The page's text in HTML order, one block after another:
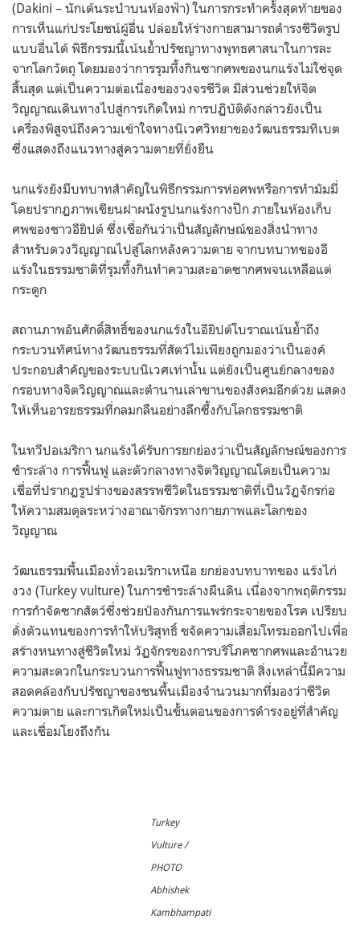
(Dakini – นักเต้นระบำบนท้องฟ้า) ในการกระทำครั้งสุดท้ายของ
การเห็นแก่ประโยชน์ผู้อื่น ปล่อยให้ร่างกายสามารถดำรงชีวิตรูป
แบบอื่นได้ พิธีกรรมนี้เน้นย้ำปรัชญาทางพุทธศาสนาในการละ
จากโลกวัตถุ โดยมองว่าการรุมทึ้งกินซากศพของนกแร้งไม่ใช่จุด
สิ้นสุด แต่เป็นความต่อเนื่องของวงจรชีวิต มีส่วนช่วยให้จิต
วิญญาณเดินทางไปสู่การเกิดใหม่ การปฏิบัติดังกล่าวยังเป็น
เครื่องพิสูจน์ถึงความเข้าใจทางนิเวศวิทยาของวัฒนธรรมทิเบต
ซึ่งแสดงถึงแนวทางสู่ความตายที่ยั่งยืน
นกแร้งยังมีบทบาทสำคัญในพิธีกรรมการห่อศพหรือการทำมัมมี่
โดยปรากฏภาพเขียนฝาผนังรูปนกแร้งกางปีก ภายในห้องเก็บ
ศพของชาวอียิปต์ ซึ่งเชื่อกันว่าเป็นสัญลักษณ์ของสิ่งนำทาง
สำหรับดวงวิญญาณไปสู่โลกหลังความตาย จากบทบาทของอี
แร้งในธรรมชาติที่รุมทึ้งกินทำความสะอาดซากศพจนเหลือแต่
กระดูก
สถานภาพอันศักดิ์สิทธิ์ของนกแร้งในอียิปต์โบราณเน้นย้ำถึง
กระบวนทัศน์ทางวัฒนธรรมที่สัตว์ไม่เพียงถูกมองว่าเป็นองค์
ประกอบสำคัญของระบบนิเวศเท่านั้น แต่ยังเป็นศูนย์กลางของ
กรอบทางจิตวิญญาณและตำนานเล่าขานของสังคมอีกด้วย แสดง
ให้เห็นอารยธรรมที่กลมกลืนอย่างลึกซึ้งกับโลกธรรมชาติ
ในทวีปอเมริกา นกแร้งได้รับการยกย่องว่าเป็นสัญลักษณ์ของการ
ชำระล้าง การฟื้นฟู และตัวกลางทางจิตวิญญาณโดยเป็นความ
เชื่อที่ปรากฏรูปร่างของสรรพชีวิตในธรรมชาติที่เป็นวัฏจักรก่อ
ให้ความสมดุลระหว่างอาณาจักรทางกายภาพและโลกของ
วิญญาณ
วัฒนธรรมพื้นเมืองทั่วอเมริกาเหนือ ยกย่องบทบาทของ แร้งไก่
งวง (Turkey vulture) ในการชำระล้างผืนดิน เนื่องจากพฤติกรรม
การกำจัดซากสัตว์ซึ่งช่วยป้องกันการแพร่กระจายของโรค เปรียบ
ดั่งตัวแทนของการทำให้บริสุทธิ์ ขจัดความเสื่อมโทรมออกไปเพื่อ
สร้างหนทางสู่ชีวิตใหม่ วัฏจักรของการบริโภคซากศพและอำนวย
ความสะดวกในกระบวนการฟื้นฟูทางธรรมชาติ สิ่งเหล่านี้มีความ
สอดคล้องกับปรัชญาของชนพื้นเมืองจำนวนมากที่มองว่าชีวิต
ความตาย และการเกิดใหม่เป็นขั้นตอนของการดำรงอยู่ที่สำคัญ
และเชื่อมโยงถึงกัน
Turkey
Vulture /
PHOTO
Abhishek
Kambhampati